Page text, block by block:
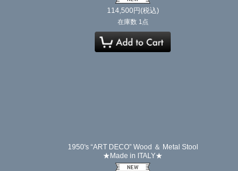
114,500円(税込)
在庫数 1点
1950's “ART DECO” Wood ＆ Metal Stool
★Made in ITALY★